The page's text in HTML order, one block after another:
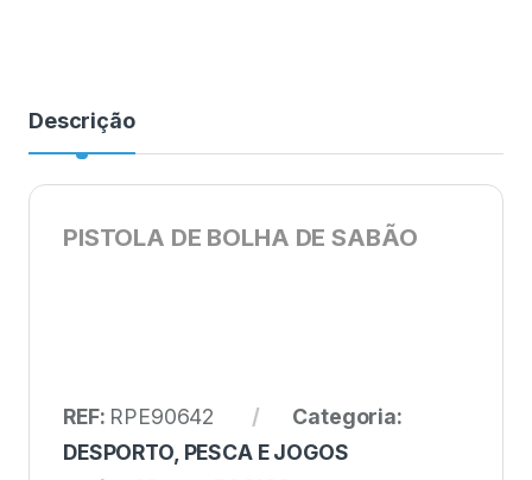
Descrição
PISTOLA DE BOLHA DE SABÃO
REF: RPE90642
Categoria:
DESPORTO, PESCA E JOGOS